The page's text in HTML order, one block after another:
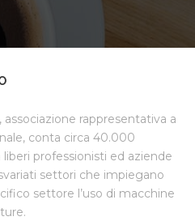
associazione rappresentativa a
conta circa 40.000
liberi professionisti ed aziende
settori che impiegano
settore l’uso di macchine